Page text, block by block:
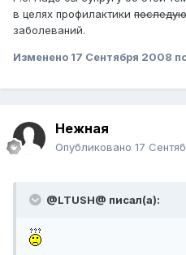
в целях профилактики
заболеваний.
Изменено 17 Сентября 2008
Нежная
Опубликовано 17
@LTUSH@ писал(а):